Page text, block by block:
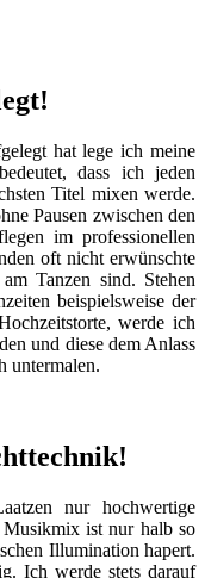
hat lege ich meine
dass ich jeden
Titel mixen werde.
Pausen zwischen den
im professionellen
oft nicht erwünschte
Tanzen sind. Stehen
beispielsweise der
werde ich
und diese dem Anlass
untermalen.
nur hochwertige
Musikmix ist nur halb so
Illumination hapert.
Ich werde stets darauf